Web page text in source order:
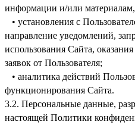
информации и/или
• установления с
направление уведомлений,
использования Сайта,
заявок от Пользователя;
• аналитика действий
функционирования Сайта.
3.2. Персональные данные,
настоящей Политики